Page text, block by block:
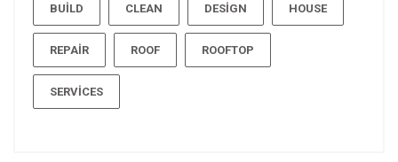
BUILD CLEAN DESIGN HOUSE
REPAIR ROOF ROOFTOP
SERVICES